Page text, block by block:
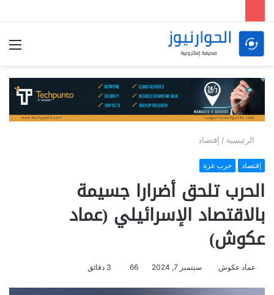
الرئيسية / إقتصاد
إقتصاد حرب غزة
الحرب تلحق أضرارا جسيمة
بالاقتصاد الإسرائيلي (عماد
عكوش)
عماد عكوش سبتمبر 7, 2024 66